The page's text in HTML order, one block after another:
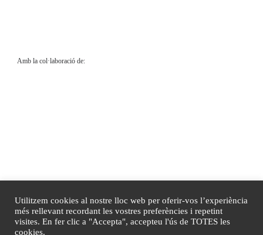
Amb la col·laboració de:
Utilitzem cookies al nostre lloc web per oferir-vos l’experiència
més rellevant recordant les vostres preferències i repetint
visites. En fer clic a "Accepta", accepteu l'ús de TOTES les
cookies.